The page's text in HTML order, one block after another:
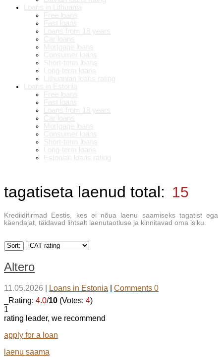
tagatiseta laenud total: 15
Krediidifirmad Eestis, kes ei nõua laenu saamiseks tagatist ega
käendajat, täidavad lihtsalt laenutaotluse ja kinnitavad oma isiku.
Sort:
Altero
11.05.2026 Loans in Estonia
Comments 0
_Rating: 4.0/10 (Votes: 4)
1
rating leader, we recommend
apply for a loan
laenu saama